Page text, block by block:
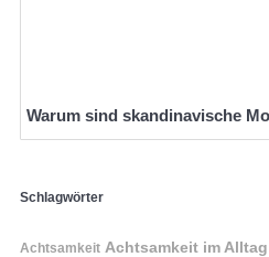
Warum sind skandinavische
Schlagwörter
Achtsamkeit Achtsamkeit im Alltag